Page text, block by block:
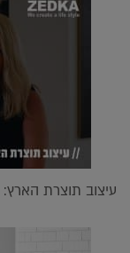
עיצוב תוצרת